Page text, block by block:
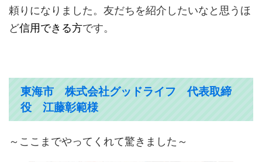
頼りになりました。友だちを紹介したいなと思うほ
ど信用できる方です。
東海市 株式会社グッドライフ 代表取締
役 江藤彰範様
～ここまでやってくれて驚きました～